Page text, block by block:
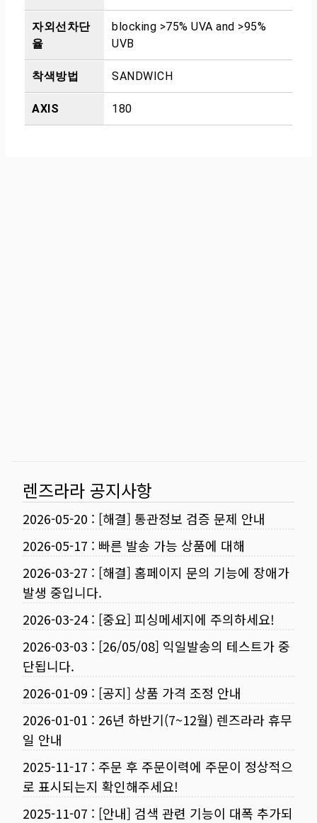
자외선차단
율
blocking >75% UVA and >95%
UVB
착색방법 SANDWICH
AXIS 180
렌즈라라 공지사항
2026-05-20 : [해결] 통관정보 검증 문제 안내
2026-05-17 : 빠른 발송 가능 상품에 대해
2026-03-27 : [해결] 홈페이지 문의 기능에 장애가
발생 중입니다.
2026-03-24: [중요] 피싱메세지에 주의하세요!
2026-03-03 : [26/05/08] 익일발송의 테스트가 중
단됩니다.
2026-01-09 : [공지] 상품 가격 조정 안내
2026-01-01 : 26년 하반기(7~12월) 렌즈라라 휴무
일 안내
2025-11-17 : 주문 후 주문이력에 주문이 정상적으
로 표시되는지 확인해주세요!
2025-11-07 : [안내] 검색 관련 기능이 대폭 추가되